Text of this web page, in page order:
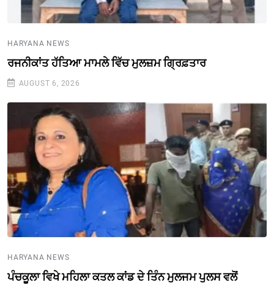
HARYANA NEWS
ਰਜਨੀਕਾਂਤ ਹੱਤਿਆ ਮਾਮਲੇ ਵਿੱਚ ਮੁਲਜ਼ਮ ਗ੍ਰਿਫ਼ਤਾਰ
AUGUST 6, 2026
HARYANA NEWS
ਪੰਚਕੂਲਾ ਵਿਖੇ ਮਹਿਲਾ ਕਤਲ ਕਾਂਡ ਦੇ ਤਿੰਨ ਮੁਲਜਮ ਪੁਲਸ ਵਲੋਂ